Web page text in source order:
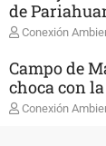
de
Conexión
Campo de
choca con
Conexión